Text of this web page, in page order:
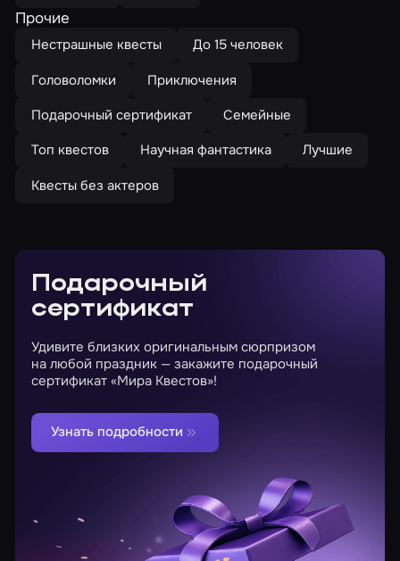
Прочие
Нестрашные квесты
До 15 человек
Головоломки
Приключения
Подарочный сертификат
Семейные
Топ квестов
Научная фантастика
Лучшие
Квесты без актеров
Подарочный
сертификат
Удивите близких оригинальным сюрпризом
на любой праздник — закажите подарочный
сертификат «Мира Квестов»!
Узнать подробности